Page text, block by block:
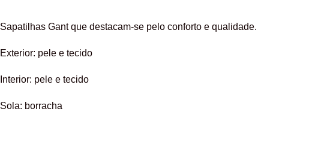
Sapatilhas Gant que destacam-se pelo conforto e qualidade.
Exterior: pele e tecido
Interior: pele e tecido
Sola: borracha